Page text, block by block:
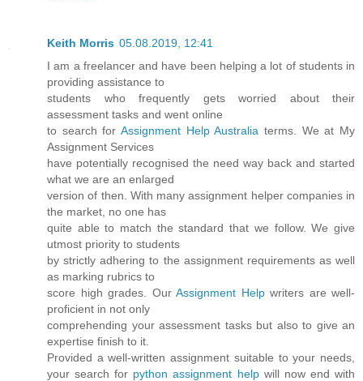
Keith Morris 05.08.2019, 12:41
I am a freelancer and have been helping a lot of students in
providing assistance to
students who frequently gets worried about their
assessment tasks and went online
to search for Assignment Help Australia terms. We at My
Assignment Services
have potentially recognised the need way back and started
what we are an enlarged
version of then. With many assignment helper companies in
the market, no one has
quite able to match the standard that we follow. We give
utmost priority to students
by strictly adhering to the assignment requirements as well
as marking rubrics to
score high grades. Our Assignment Helpwriters are well-
proficient in not only
comprehending your assessment tasks but also to give an
expertise finish to it.
Provided a well-written assignment suitable to your needs,
your search for python assignment helpwill now end with